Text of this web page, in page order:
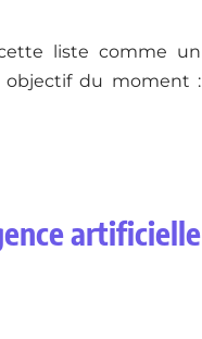
liste comme un
objectif du moment :
artificielle